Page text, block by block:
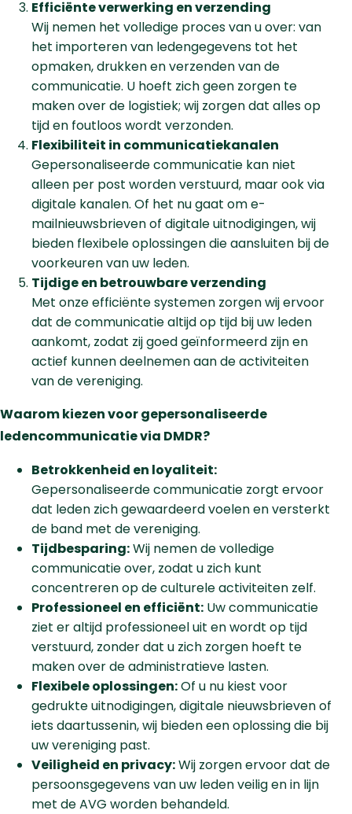
Efficiënte verwerking en verzending
Wij nemen het volledige proces van u over: van
het importeren van ledengegevens tot het
opmaken, drukken en verzenden van de
communicatie. U hoeft zich geen zorgen te
maken over de logistiek; wij zorgen dat alles op
tijd en foutloos wordt verzonden.
Flexibiliteit in communicatiekanalen
Gepersonaliseerde communicatie kan niet
alleen per post worden verstuurd, maar ook via
digitale kanalen. Of het nu gaat om e-
mailnieuwsbrieven of digitale uitnodigingen, wij
bieden flexibele oplossingen die aansluiten bij de
voorkeuren van uw leden.
Tijdige en betrouwbare verzending
Met onze efficiënte systemen zorgen wij ervoor
dat de communicatie altijd op tijd bij uw leden
aankomt, zodat zij goed geïnformeerd zijn en
actief kunnen deelnemen aan de activiteiten
van de vereniging.
Waarom kiezen voor gepersonaliseerde
ledencommunicatie via DMDR?
Betrokkenheid en loyaliteit:
Gepersonaliseerde communicatie zorgt ervoor
dat leden zich gewaardeerd voelen en versterkt
de band met de vereniging.
Tijdbesparing:Wij nemen de volledige
communicatie over, zodat u zich kunt
concentreren op de culturele activiteiten zelf.
Professioneel en efficiënt: Uw communicatie
ziet er altijd professioneel uit en wordt op tijd
verstuurd, zonder dat u zich zorgen hoeft te
maken over de administratieve lasten.
Flexibele oplossingen:Of u nu kiest voor
gedrukte uitnodigingen, digitale nieuwsbrieven of
iets daartussenin, wij bieden een oplossing die bij
uw vereniging past.
Veiligheid en privacy:Wij zorgen ervoor dat de
persoonsgegevens van uw leden veilig en in lijn
met de AVG worden behandeld.